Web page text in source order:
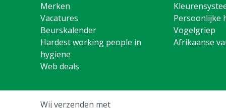
Merken
Vacatures
Beurskalender
Hardest working people in
hygiene
Web deals
Persoonlijke
Vogelgriep
Afrikaanse
Wij verzenden met